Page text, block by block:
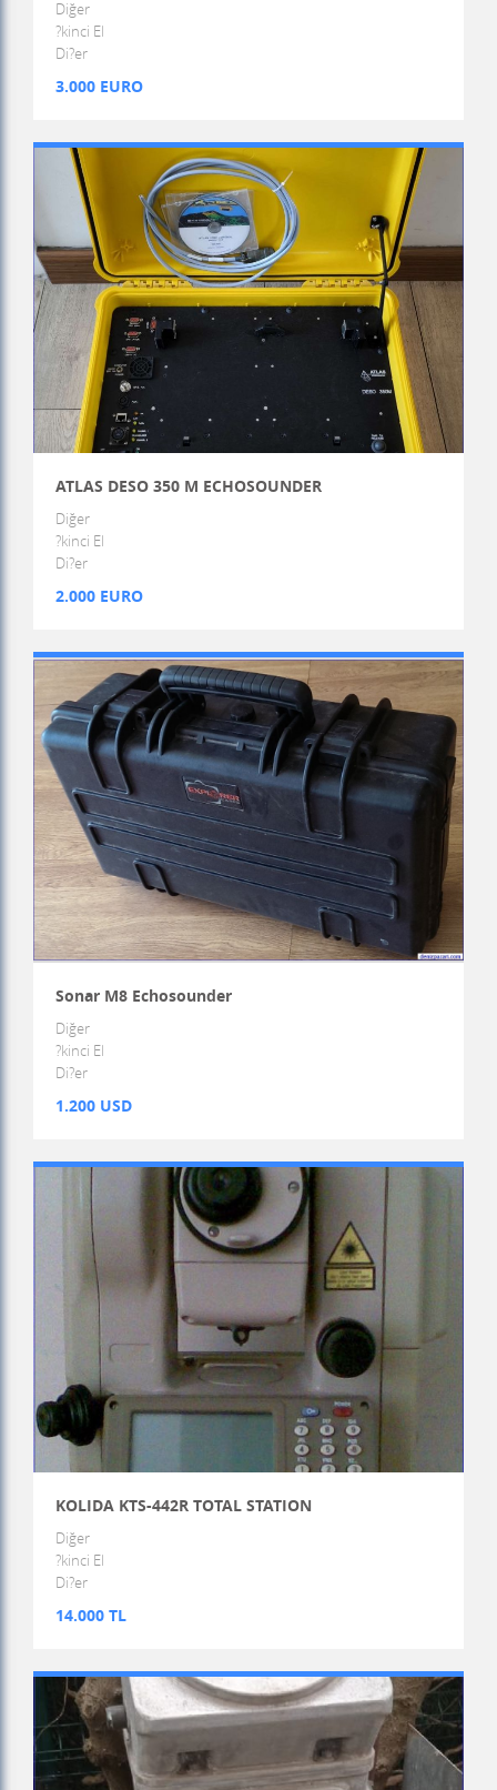
Diğer
?kinci El
Di?er
3.000 EURO
ATLAS DESO 350 M ECHOSOUNDER
Diğer
?kinci El
Di?er
2.000 EURO
Sonar M8 Echosounder
Diğer
?kinci El
Di?er
1.200 USD
KOLIDA KTS-442R TOTAL STATION
Diğer
?kinci El
Di?er
14.000 TL